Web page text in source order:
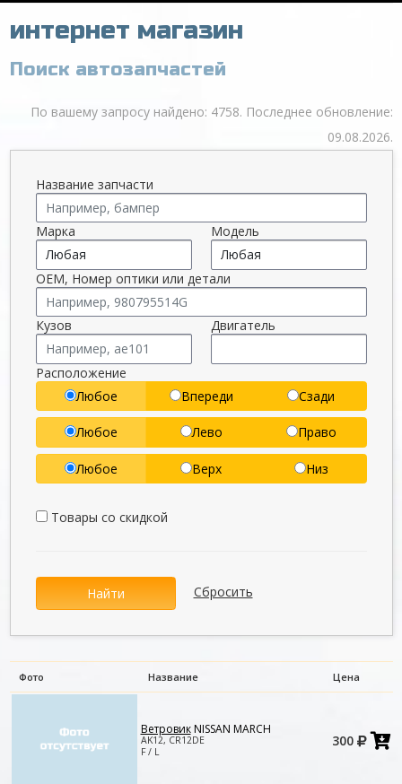
интернет магазин
Поиск автозапчастей
По вашему запросу найдено: 4758. Последнее обновление:
09.08.2026.
Название запчасти
Марка Модель
OEM, Номер оптики или детали
Кузов Двигатель
Расположение
Любое
Впереди Сзади
Любое Лево Право
Любое Верх Низ
Товары со скидкой
Найти Сбросить
Фото Название Цена
ВетровикNISSAN MARCH
AK12, CR12DE
F / L
300